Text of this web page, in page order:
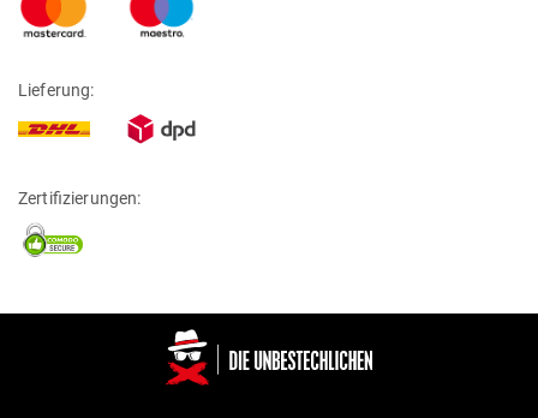
Lieferung:
Zertifizierungen: